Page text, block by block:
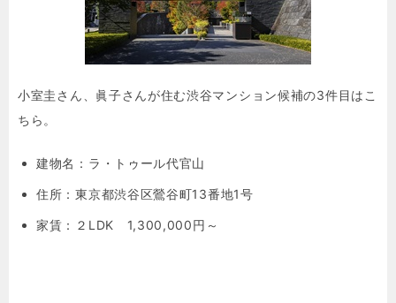
小室圭さん、眞子さんが住む渋谷マンション候補の3件目はこ
ちら。
建物名： ラ・トゥール代官山
住所：東京都渋谷区鶯谷町13番地1号
家賃：２LDK 1,300,000円～